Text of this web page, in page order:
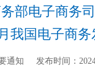
部电子商务
我国电子商
通知 发布时间：